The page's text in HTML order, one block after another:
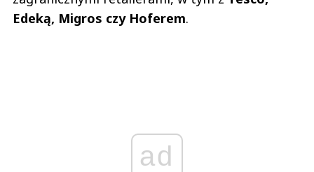
Edeką, Migros czy Hoferem.
ad